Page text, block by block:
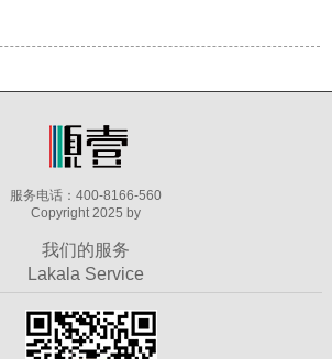
服务电话：400-8166-560
Copyright 2025 by
我们的服务
Lakala Service